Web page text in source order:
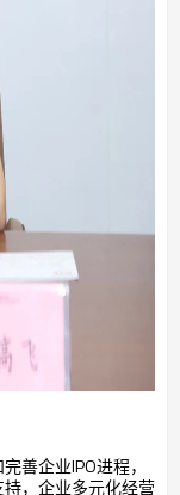
善企业IPO进程，
，企业多元化经营